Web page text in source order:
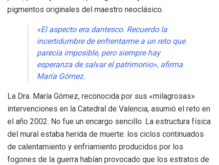
pigmentos originales del maestro neoclásico.
«El aspecto era dantesco. Recuerdo la
incertidumbre de enfrentarme a un reto que
parecía imposible, pero siempre hay
esperanza de salvar el patrimonio», afirma
María Gómez.
La Dra. María Gómez, reconocida por sus «milagrosas»
intervenciones en la Catedral de Valencia, asumió el reto en
el año 2002. No fue un encargo sencillo. La estructura física
del mural estaba herida de muerte: los ciclos continuados
de calentamiento y enfriamiento producidos por los
fogones de la guerra habían provocado que los estratos de